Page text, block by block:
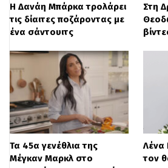
πλέον έχει ξεπεράσει τον
για τη ζωή του.
Η Δανάη Μπάρκα τρολάρει
τις δίαιτες ποζάροντας με
ένα σάντουιτς
Στη
Τα 45α γενέθλια της
Μέγκαν Μαρκλ στο
Λένα
τον